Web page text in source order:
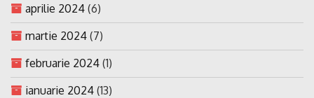
aprilie 2024 (6)
martie 2024 (7)
februarie 2024 (1)
ianuarie 2024 (13)